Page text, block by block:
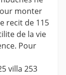
monter
recit de 115
de la vie
Pour
villa 253